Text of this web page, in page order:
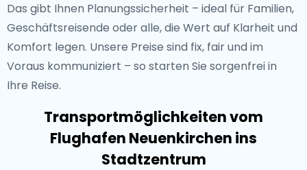
Das gibt Ihnen Planungssicherheit – ideal für Familien,
Geschäftsreisende oder alle, die Wert auf Klarheit und
Komfort legen. Unsere Preise sind fix, fair und im
Voraus kommuniziert – so starten Sie sorgenfrei in
Ihre Reise.
Transportmöglichkeiten vom
Flughafen Neuenkirchen ins
Stadtzentrum